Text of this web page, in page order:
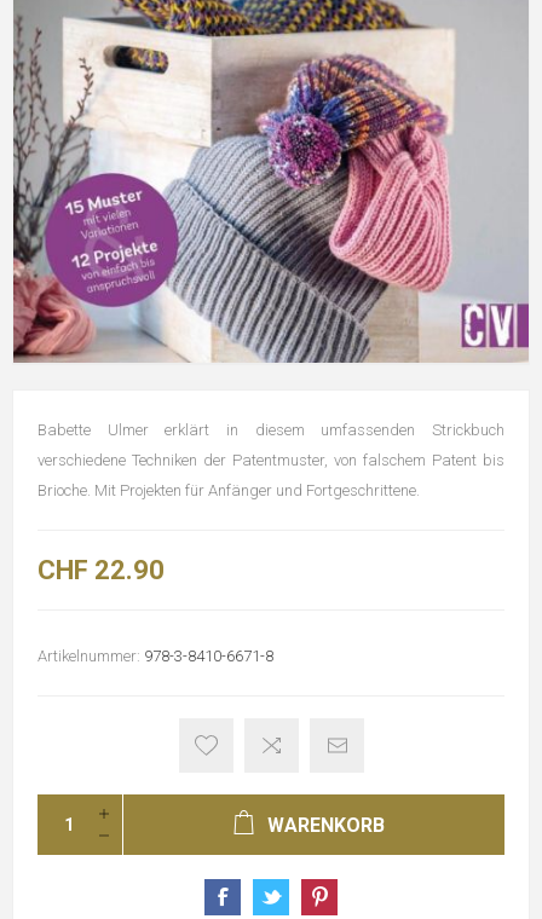
Babette Ulmer erklärt in diesem umfassenden Strickbuch
verschiedene Techniken der Patentmuster, von falschem Patent bis
Brioche. Mit Projekten für Anfänger und Fortgeschrittene.
CHF 22.90
Artikelnummer: 978-3-8410-6671-8
WARENKORB